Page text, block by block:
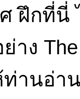
ฝึกที่นี่
ง The
ท่านอ่